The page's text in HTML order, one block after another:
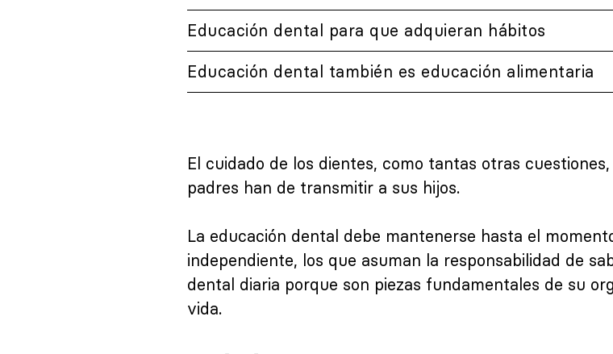
Educación dental para que adquieran hábitos
Educación dental también es educación alimentaria
El cuidado de los dientes, como tantas otras
padres han de transmitir a sus hijos.
La educación dental debe mantenerse hasta el
independiente, los que asuman la responsabilidad de
dental diaria porque son piezas fundamentales de su
vida.